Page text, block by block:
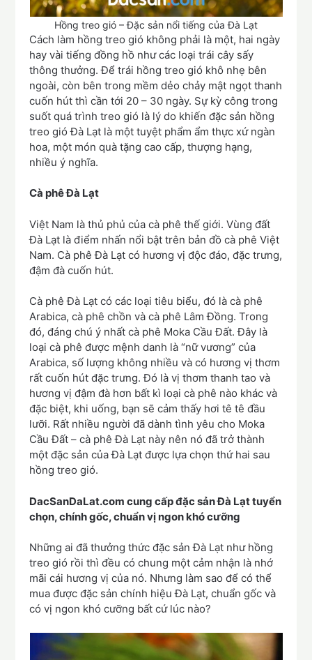
Hồng treo gió – Đặc sản nổi tiếng của Đà Lạt
Cách làm hồng treo gió không phải là một, hai ngày
hay vài tiếng đồng hồ như các loại trái cây sấy
thông thưởng. Để trái hồng treo gió khô nhẹ bên
ngoài, còn bên trong mềm dẻo chảy mật ngọt thanh
cuốn hút thì cần tới 20 – 30 ngày. Sự kỳ công trong
suốt quá trình treo gió là lý do khiến đặc sản hồng
treo gió Đà Lạt là một tuyệt phẩm ẩm thực xứ ngàn
hoa, một món quà tặng cao cấp, thượng hạng,
nhiều ý nghĩa.
Cà phê Đà Lạt
Việt Nam là thủ phủ của cà phê thế giới. Vùng đất
Đà Lạt là điểm nhấn nổi bật trên bản đồ cà phê Việt
Nam. Cà phê Đà Lạt có hương vị độc đáo, đặc trưng,
đậm đà cuốn hút.
Cà phê Đà Lạt có các loại tiêu biểu, đó là cà phê
Arabica, cà phê chồn và cà phê Lâm Đồng. Trong
đó, đáng chú ý nhất cà phê Moka Cầu Đất. Đây là
loại cà phê được mệnh danh là “nữ vương” của
Arabica, số lượng không nhiều và có hương vị thơm
rất cuốn hút đặc trưng. Đó là vị thơm thanh tao và
hương vị đậm đà hơn bất kì loại cà phê nào khác và
đặc biệt, khi uống, bạn sẽ cảm thấy hơi tê tê đầu
lưỡi. Rất nhiều người đã dành tình yêu cho Moka
Cầu Đất – cà phê Đà Lạt này nên nó đã trở thành
một đặc sản của Đà Lạt được lựa chọn thứ hai sau
hồng treo gió.
DacSanDaLat.com cung cấp đặc sản Đà Lạt tuyển
chọn, chính gốc, chuẩn vị ngon khó cưỡng
Những ai đã thưởng thức đặc sản Đà Lạt như hồng
treo gió rồi thì đều có chung một cảm nhận là nhớ
mãi cái hương vị của nó. Nhưng làm sao để có thể
mua được đặc sản chính hiệu Đà Lạt, chuẩn gốc và
có vị ngon khó cưỡng bất cứ lúc nào?